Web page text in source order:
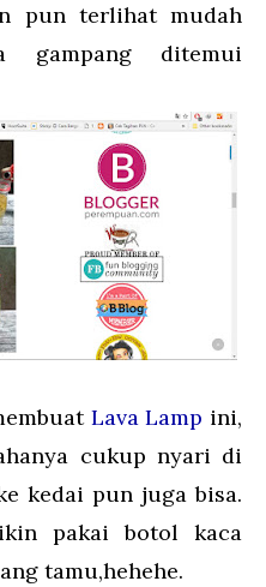
pun terlihat mudah
gampang ditemui
Lava Lamp ini,
cukup nyari di
kedai pun juga bisa.
pakai botol kaca
tamu,hehehe.